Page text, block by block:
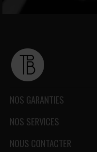
NOS GARANTIES
NOS SERVICES
NOUS CONTACTER